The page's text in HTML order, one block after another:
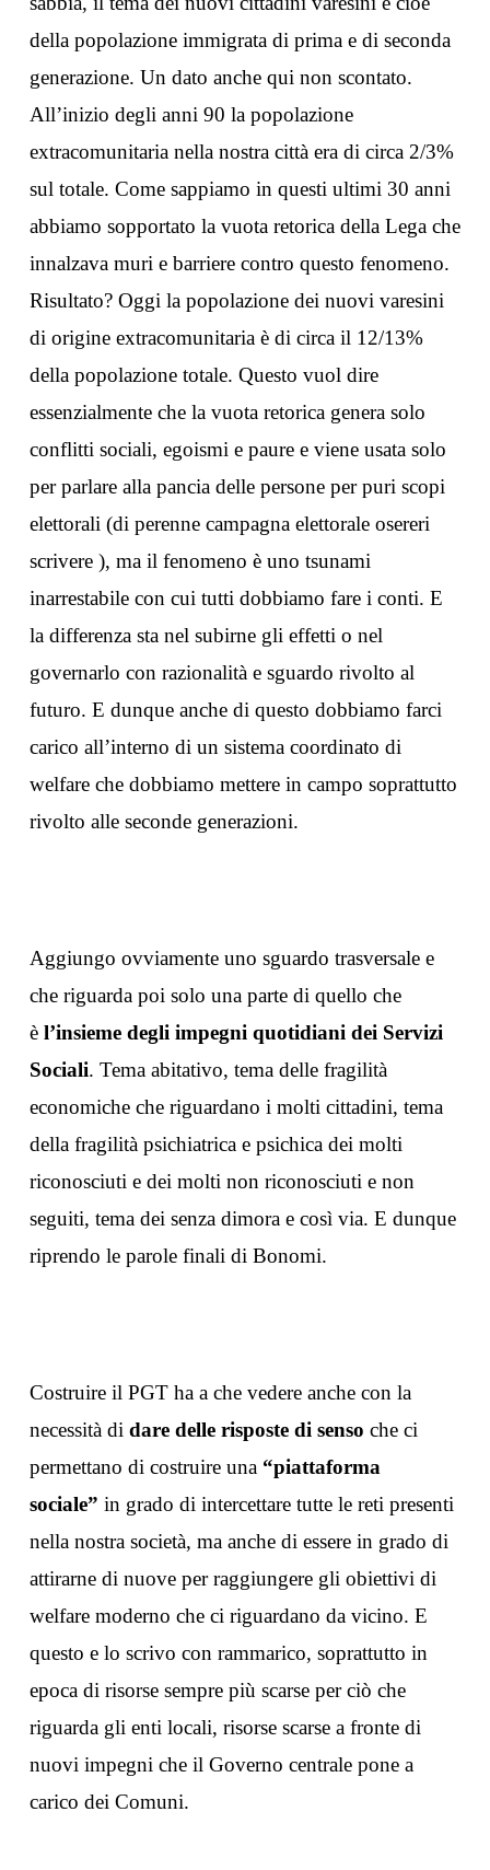
della popolazione immigrata di prima e di seconda
generazione. Un dato anche qui non scontato.
All’inizio degli anni 90 la popolazione
extracomunitaria nella nostra città era di circa 2/3%
sul totale. Come sappiamo in questi ultimi 30 anni
abbiamo sopportato la vuota retorica della Lega che
innalzava muri e barriere contro questo fenomeno.
Risultato? Oggi la popolazione dei nuovi varesini
di origine extracomunitaria è di circa il 12/13%
della popolazione totale. Questo vuol dire
essenzialmente che la vuota retorica genera solo
conflitti sociali, egoismi e paure e viene usata solo
per parlare alla pancia delle persone per puri scopi
elettorali (di perenne campagna elettorale osereri
scrivere ), ma il fenomeno è uno tsunami
inarrestabile con cui tutti dobbiamo fare i conti. E
la differenza sta nel subirne gli effetti o nel
governarlo con razionalità e sguardo rivolto al
futuro. E dunque anche di questo dobbiamo farci
carico all’interno di un sistema coordinato di
welfare che dobbiamo mettere in campo soprattutto
rivolto alle seconde generazioni.
Aggiungo ovviamente uno sguardo trasversale e
che riguarda poi solo una parte di quello che
è l’insieme degli impegni quotidiani dei Servizi
Sociali. Tema abitativo, tema delle fragilità
economiche che riguardano i molti cittadini, tema
della fragilità psichiatrica e psichica dei molti
riconosciuti e dei molti non riconosciuti e non
seguiti, tema dei senza dimora e così via. E dunque
riprendo le parole finali di Bonomi.
Costruire il PGT ha a che vedere anche con la
necessità di dare delle risposte di senso che ci
permettano di costruire una “piattaforma
sociale” in grado di intercettare tutte le reti presenti
nella nostra società, ma anche di essere in grado di
attirarne di nuove per raggiungere gli obiettivi di
welfare moderno che ci riguardano da vicino. E
questo e lo scrivo con rammarico, soprattutto in
epoca di risorse sempre più scarse per ciò che
riguarda gli enti locali, risorse scarse a fronte di
nuovi impegni che il Governo centrale pone a
carico dei Comuni.